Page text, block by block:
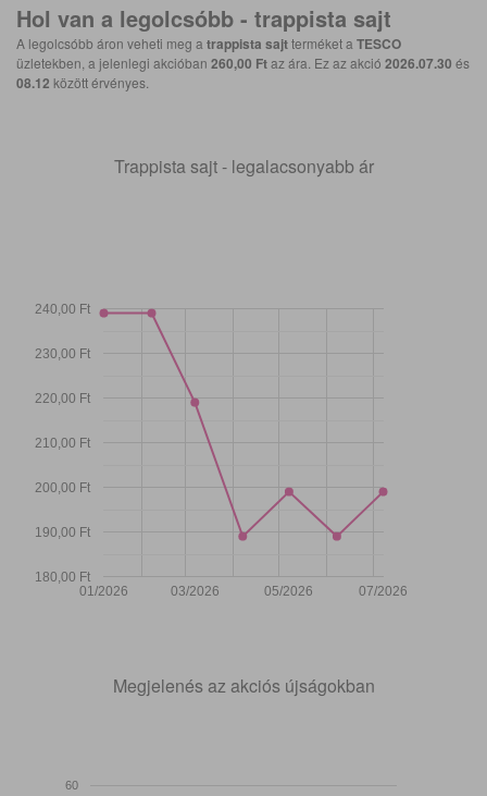
Hol van a legolcsóbb - trappista sajt
A legolcsóbb áron veheti meg a trappista sajtterméket a TESCO
üzletekben, a jelenlegi akcióban 260,00 Ftaz ára. Ez az akció 2026.07.30 és
08.12 között érvényes.
Trappista sajt - legalacsonyabb ár
01/2026 03/2026 05/2026 07/2026
180,00 Ft
190,00 Ft
200,00 Ft
210,00 Ft
220,00 Ft
230,00 Ft
240,00 Ft
Megjelenés az akciós újságokban
60